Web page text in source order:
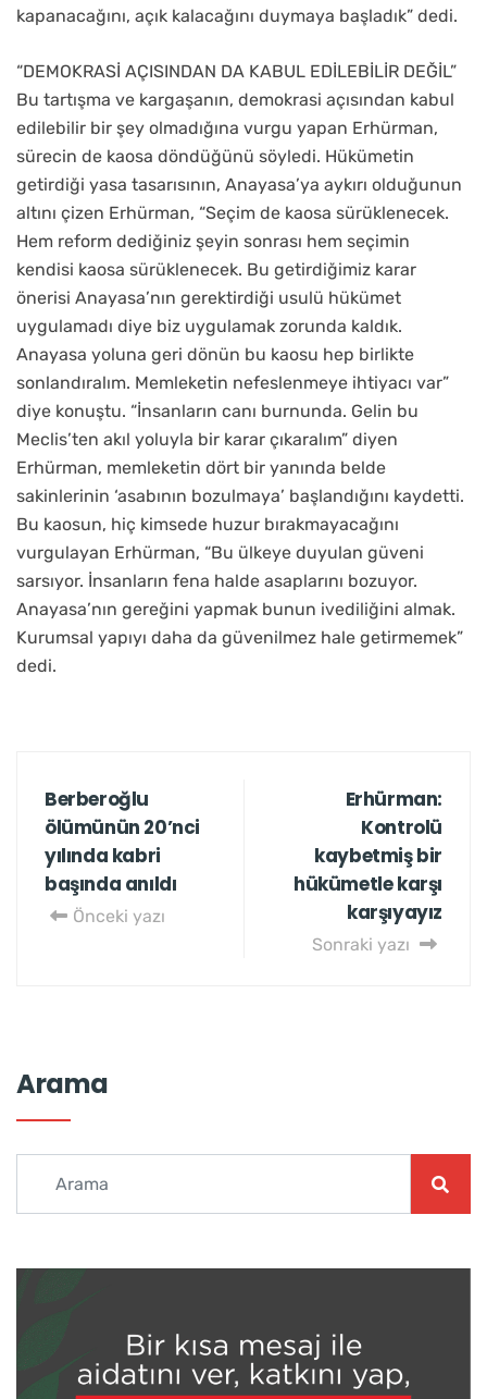
kapanacağını, açık kalacağını duymaya başladık” dedi.
“DEMOKRASİ AÇISINDAN DA KABUL EDİLEBİLİR DEĞİL”
Bu tartışma ve kargaşanın, demokrasi açısından kabul
edilebilir bir şey olmadığına vurgu yapan Erhürman,
sürecin de kaosa döndüğünü söyledi. Hükümetin
getirdiği yasa tasarısının, Anayasa’ya aykırı olduğunun
altını çizen Erhürman, “Seçim de kaosa sürüklenecek.
Hem reform dediğiniz şeyin sonrası hem seçimin
kendisi kaosa sürüklenecek. Bu getirdiğimiz karar
önerisi Anayasa’nın gerektirdiği usulü hükümet
uygulamadı diye biz uygulamak zorunda kaldık.
Anayasa yoluna geri dönün bu kaosu hep birlikte
sonlandıralım. Memleketin nefeslenmeye ihtiyacı var”
diye konuştu. “İnsanların canı burnunda. Gelin bu
Meclis’ten akıl yoluyla bir karar çıkaralım” diyen
Erhürman, memleketin dört bir yanında belde
sakinlerinin ‘asabının bozulmaya’ başlandığını kaydetti.
Bu kaosun, hiç kimsede huzur bırakmayacağını
vurgulayan Erhürman, “Bu ülkeye duyulan güveni
sarsıyor. İnsanların fena halde asaplarını bozuyor.
Anayasa’nın gereğini yapmak bunun ivediliğini almak.
Kurumsal yapıyı daha da güvenilmez hale getirmemek”
dedi.
Berberoğlu
ölümünün 20’nci
yılında kabri
başında anıldı
Önceki yazı
Erhürman:
Kontrolü
kaybetmiş bir
hükümetle karşı
karşıyayız
Sonraki yazı
Arama